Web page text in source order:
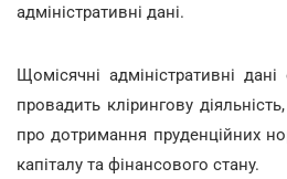
адміністративні дані.
Щомісячні адміністративні
провадить клірингову
про дотримання пруденційних
капіталу та фінансового стану.